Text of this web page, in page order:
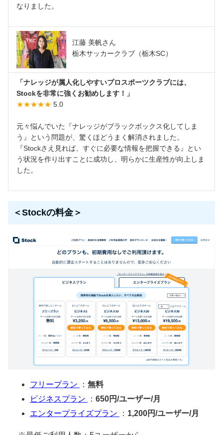
なりました。
江藤 美帆さん
栃木サッカークラブ（栃木SC）
「ナレッジが属人化しやすいプロスポーツクラブには、
Stockを非常に強くお勧めします！」
★★★★★ 5.0
元々悩んでいた『ナレッジがブラックボックス化してしま
う』という問題が、驚くほどうまく解消されました。
『Stockさえ見れば、すぐに必要な情報を把握できる』とい
う状況を作り出すことに成功し、明らかに生産性が向上しま
した。
＜Stockの料金＞
フリープラン ： 無料
ビジネスプラン
： 650円/ユーザー/月
エンタープライズプラン
： 1,200円/ユーザー/月